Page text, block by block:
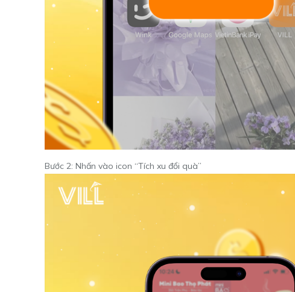
Bước 2: Nhấn vào icon “Tích xu đổi quà”